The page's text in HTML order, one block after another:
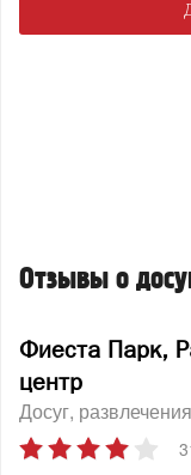
Отзывы о
Фиеста Парк,
центр
Досуг, развлечения